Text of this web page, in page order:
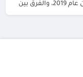
الـ GTX 1650، حيث سيعتمد على بنية Turing من عام 2019، والفرق بين